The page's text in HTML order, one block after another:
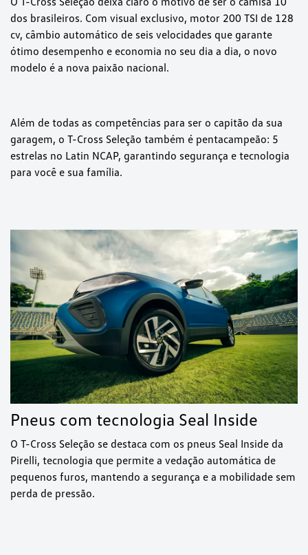
dos brasileiros. Com visual exclusivo, motor 200 TSI de 128
cv, câmbio automático de seis velocidades que garante
ótimo desempenho e economia no seu dia a dia, o novo
modelo é a nova paixão nacional.
Além de todas as competências para ser o capitão da sua
garagem, o T-Cross Seleção também é pentacampeão: 5
estrelas no Latin NCAP, garantindo segurança e tecnologia
para você e sua família.
Pneus com tecnologia Seal Inside
O T-Cross Seleção se destaca com os pneus Seal Inside da
Pirelli, tecnologia que permite a vedação automática de
pequenos furos, mantendo a segurança e a mobilidade sem
perda de pressão.